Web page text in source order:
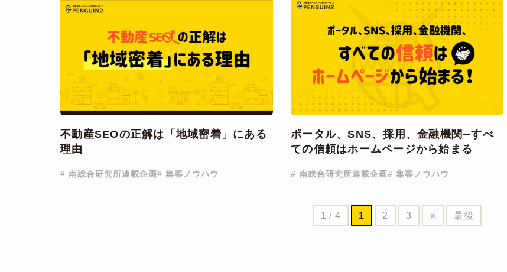
不動産SEOの正解は「地域密着」にある
理由
# 南総合研究所連載企画# 集客ノウハウ
ポータル、SNS、採用、金融機関─すべ
ての信頼はホームページから始まる
# 南総合研究所連載企画# 集客ノウハウ
1 / 4 1 2 3 » 最後